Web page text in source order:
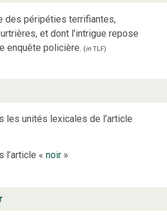
des péripéties terrifiantes,
et dont l’intrigue repose
enquête policière. (inTLF)
les unités lexicales de l’article
l’article « noir»